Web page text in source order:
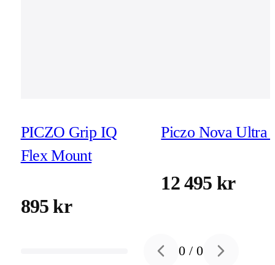
PICZO Grip IQ
Flex Mount
895 kr
Piczo Nova Ultra
12 495 kr
Previous slide
0 /0 Next slide